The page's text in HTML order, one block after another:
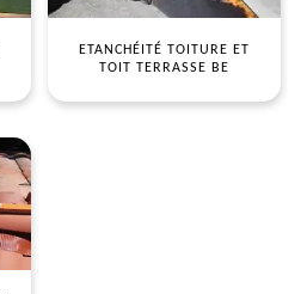
ETANCHÉITÉ TOITURE ET
TOIT TERRASSE BE